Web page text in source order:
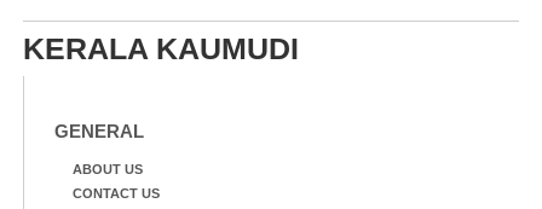
ഓഫീസിനു മുന്നിൽ
കർഷക തൊഴിലാളി
സംയുക്ത സമര സമിതി
പങ്കെടുത്തുകൊണ്ട്
മുൻ മന്ത്രി എസ്. ശർമ്മ
ബീച്ചിൽ നിന്നുള്ള കാഴ്ച്ച
KERALA KAUMUDI
GENERAL
ABOUT US
CONTACT US